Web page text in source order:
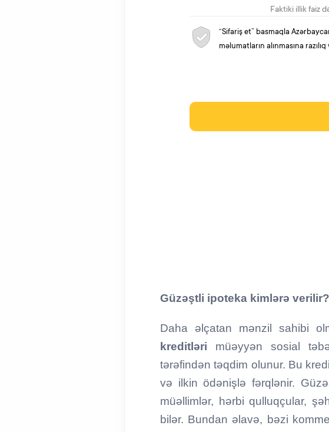
Güzəştli ipoteka kimlərə verilir?
Daha əlçatan mənzil sahibi
kreditləri müəyyən sosial
tərəfindən təqdim olunur. Bu
və ilkin ödənişlə fərqlənir.
müəllimlər, hərbi qulluqçular,
bilər. Bundan əlavə, bəzi